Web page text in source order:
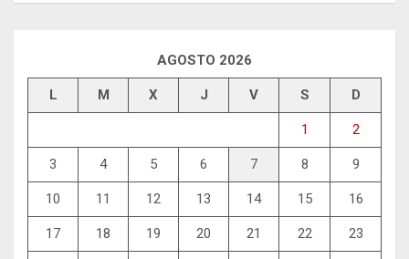
AGOSTO 2026
L M X J V S D
1 2
3 4 5 6 7 8 9
10 11 12 13 14 15 16
17 18 19 20 21 22 23